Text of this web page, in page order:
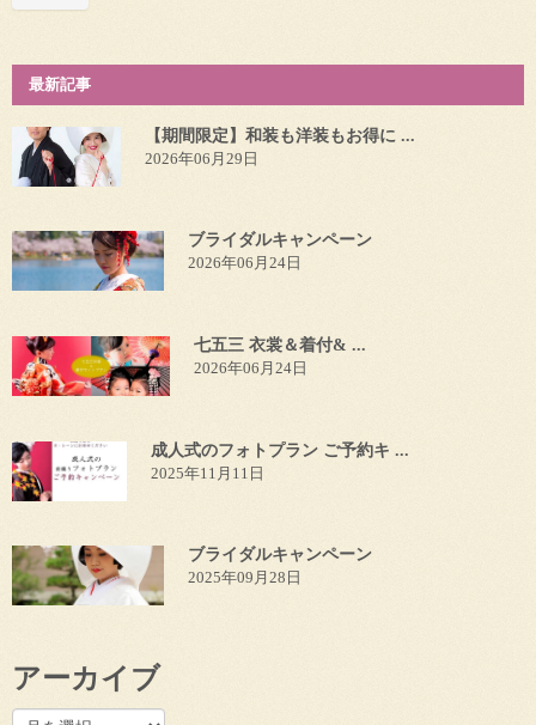
最新記事
【期間限定】和装も洋装もお得に ...
2026年06月29日
ブライダルキャンペーン
2026年06月24日
七五三 衣裳＆着付& ...
2026年06月24日
成人式のフォトプラン ご予約キ ...
2025年11月11日
ブライダルキャンペーン
2025年09月28日
アーカイブ